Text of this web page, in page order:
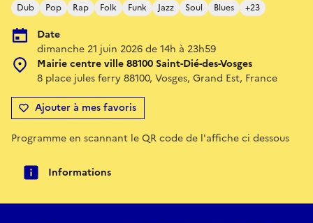
Dub Pop Rap Folk Funk Jazz Soul Blues +23
Date
dimanche 21 juin 2026 de 14h à 23h59
Mairie centre ville 88100 Saint-Dié-des-Vosges
8 place jules ferry 88100, Vosges, Grand Est, France
Ajouter à mes favoris
Programme en scannant le QR code de l'affiche ci dessous
Informations